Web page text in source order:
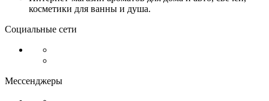
косметики для ванны и душа.
Социальные сети
Мессенджеры